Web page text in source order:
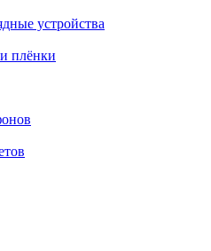
устройства
плёнки